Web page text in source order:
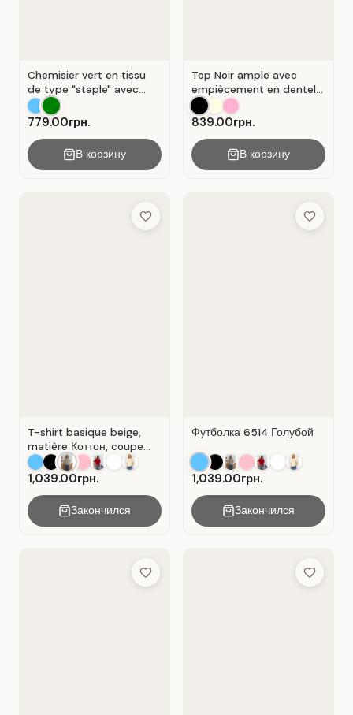
Chemisier vert en tissu
de type "staple" avec
encolure en V et
fermeture portefeuille .
779.00грн.
В корзину
Top Noir ample avec
empiècement en dentelle
ajourée.
839.00грн.
В корзину
Add to Wish List
T-shirt basique beige,
matière Коттон, coupe
droite. Beige .
1,039.00грн.
Закончился
Add to
Футболка 6514 Голубой
1,039.00грн.
Закончился
Add to Wish List Add to